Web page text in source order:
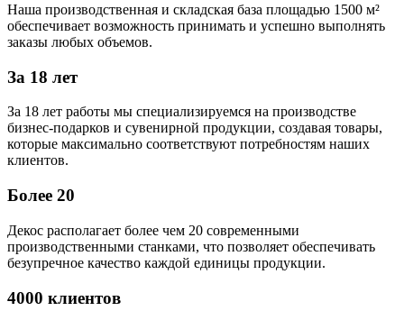
Наша производственная и складская база площадью 1500 м²
обеспечивает возможность принимать и успешно выполнять
заказы любых объемов.
За 18 лет
За 18 лет работы мы специализируемся на производстве
бизнес-подарков и сувенирной продукции, создавая товары,
которые максимально соответствуют потребностям наших
клиентов.
Более 20
Декос располагает более чем 20 современными
производственными станками, что позволяет обеспечивать
безупречное качество каждой единицы продукции.
4000 клиентов